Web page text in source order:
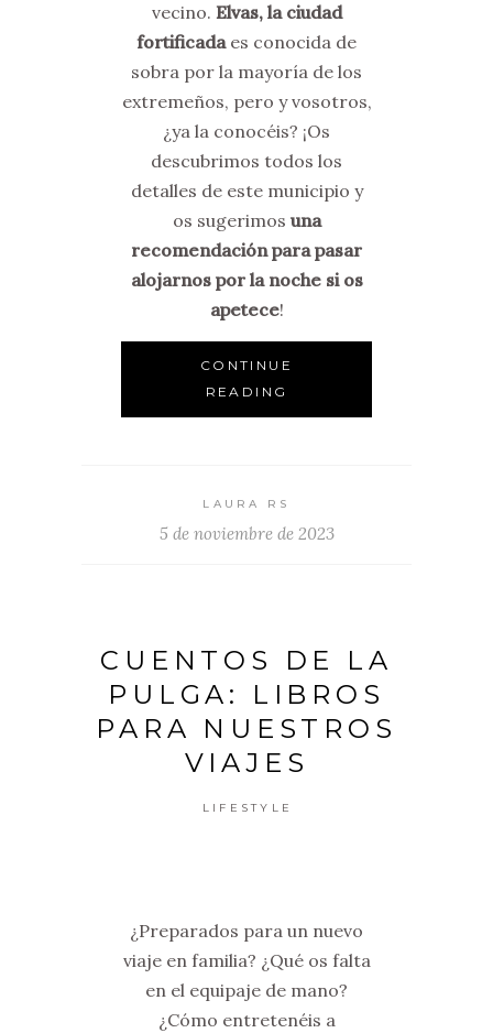
vecino. Elvas, la ciudad
fortificadaes conocida de
sobra por la mayoría de los
extremeños, pero y vosotros,
¿ya la conocéis? ¡Os
descubrimos todos los
detalles de este municipio y
os sugerimos una
recomendación para pasar
alojarnos por la noche si os
apetece!
CONTINUE
READING
LAURA RS
5 de noviembre de 2023
CUENTOS DE LA
PULGA: LIBROS
PARA NUESTROS
VIAJES
LIFESTYLE
¿Preparados para un nuevo
viaje en familia? ¿Qué os falta
en el equipaje de mano?
¿Cómo entretenéis a